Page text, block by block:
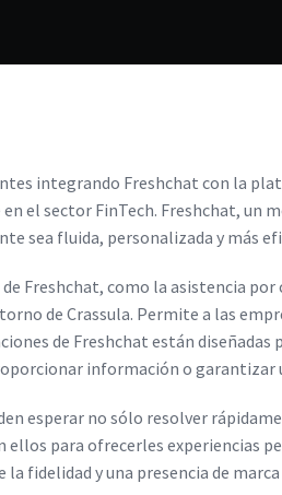
integrando Freshchat con la
el sector FinTech. Freshchat, un
sea fluida, personalizada y más
Freshchat, como la asistencia
de Crassula. Permite a las
de Freshchat están
información o garantizar
esperar no sólo resolver
para ofrecerles experiencias
fidelidad y una presencia de